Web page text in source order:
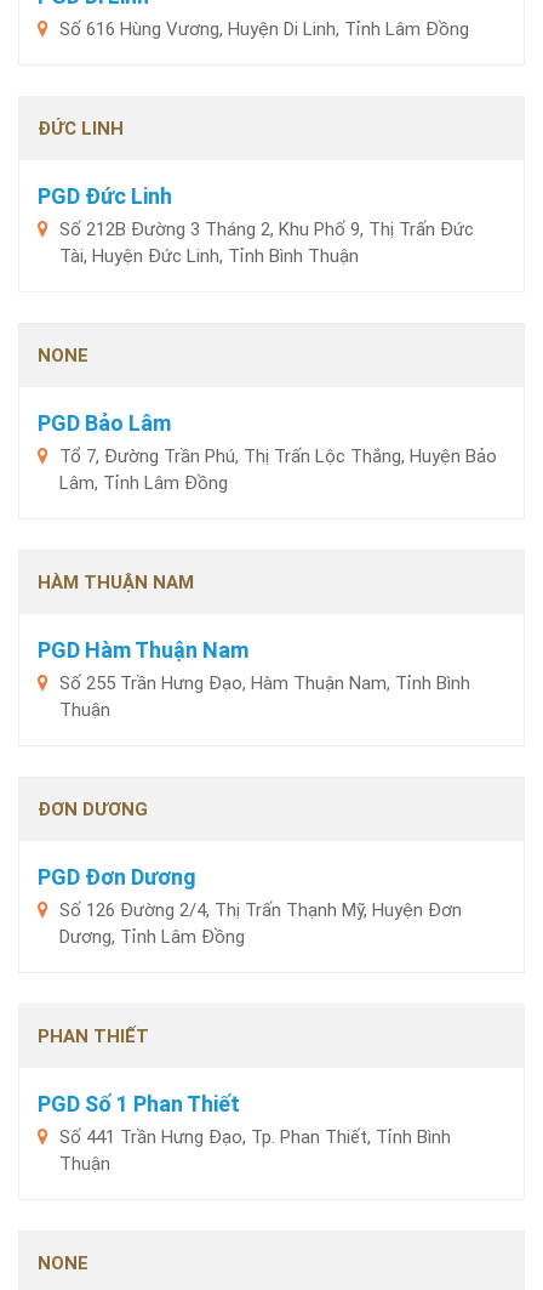
Số 616 Hùng Vương, Huyện Di Linh, Tỉnh Lâm Đồng
ĐỨC LINH
PGD Đức Linh
Số 212B Đường 3 Tháng 2, Khu Phố 9, Thị Trấn Đức
Tài, Huyện Đức Linh, Tỉnh Bình Thuận
NONE
PGD Bảo Lâm
Tổ 7, Đường Trần Phú, Thị Trấn Lộc Thắng, Huyện Bảo
Lâm, Tỉnh Lâm Đồng
HÀM THUẬN NAM
PGD Hàm Thuận Nam
Số 255 Trần Hưng Đạo, Hàm Thuận Nam, Tỉnh Bình
Thuận
ĐƠN DƯƠNG
PGD Đơn Dương
Số 126 Đường 2/4, Thị Trấn Thạnh Mỹ, Huyện Đơn
Dương, Tỉnh Lâm Đồng
PHAN THIẾT
PGD Số 1 Phan Thiết
Số 441 Trần Hưng Đạo, Tp. Phan Thiết, Tỉnh Bình
Thuận
NONE